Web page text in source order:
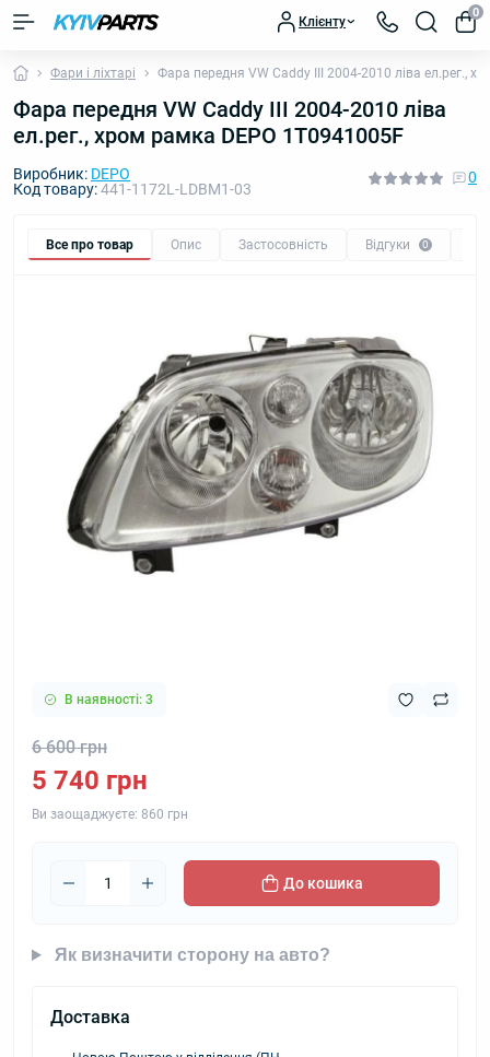
Клієнту
0
Фари і ліхтарі Фара передня VW Caddy III 2004-2010 ліва ел.рег.,
Фара передня VW Caddy III 2004-2010 ліва
ел.рег., хром рамка DEPO 1T0941005F
Виробник: DEPO
Код товару:441-1172L-LDBM1-03
0
Все про товар Опис Застосовність Відгуки 0
В наявності: 3
6 600 грн
5 740 грн
Ви заощаджуєте: 860 грн
До кошика
Як визначити сторону на авто?
Доставка